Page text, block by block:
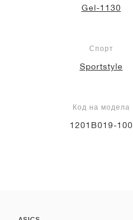
Gel-1130
Спорт
Sportstyle
Код на модела
1201B019-100